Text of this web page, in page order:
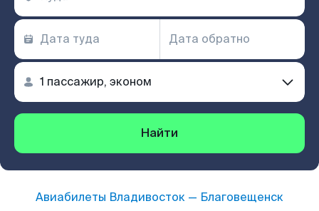
Найти
Авиабилеты Владивосток — Благовещенск